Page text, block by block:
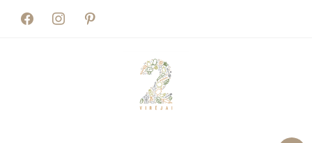
facebookinstagrampinterest